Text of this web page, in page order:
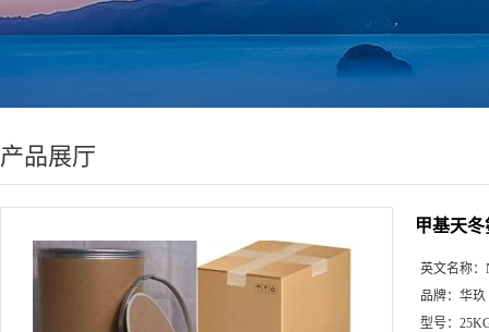
产品展厅
甲基天冬
英文名称：
品牌： 华玖
型号：